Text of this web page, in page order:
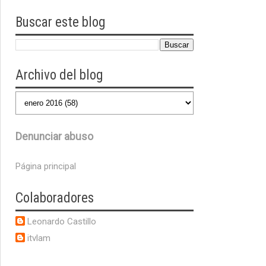
Buscar este blog
Archivo del blog
Denunciar abuso
Página principal
Colaboradores
Leonardo Castillo
itvlam